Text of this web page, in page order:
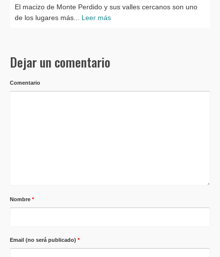
El macizo de Monte Perdido y sus valles cercanos son uno
de los lugares más... Leer más
Dejar un comentario
Comentario
Nombre *
Email (no será publicado) *